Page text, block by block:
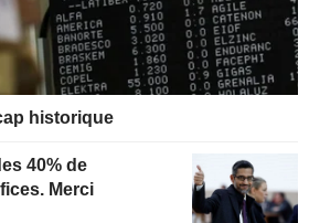
historique
40% de
Merci